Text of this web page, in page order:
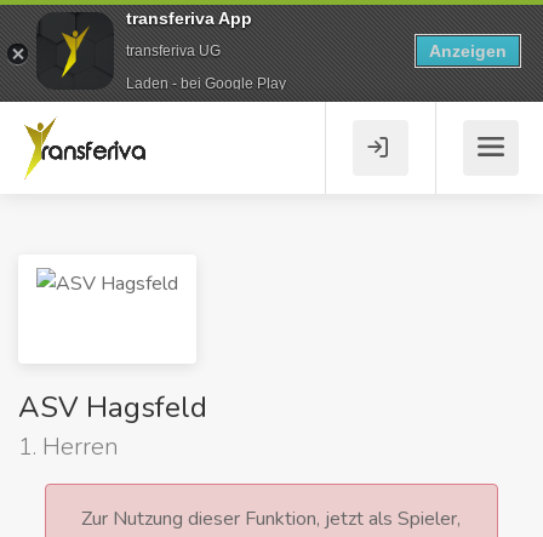
ASV Hagsfeld
1. Herren
Zur Nutzung dieser Funktion, jetzt als Spieler,
transferiva App
transferiva UG
Laden - bei Google Play
Anzeigen